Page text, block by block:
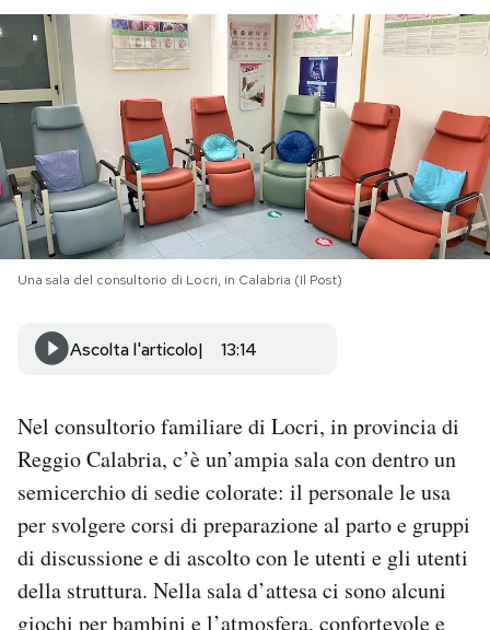
PODCAST
NEWSLETTER
I MIEI PREFERITI
SHOP
Area Personale
Newsletter
Notifiche mobile
Regala il Post
Hai bisogno di aiuto?
Esci
Una sala del consultorio di Locri, in Calabria (Il Post)
Ascolta l'articolo 13:14
Nel consultorio familiare di Locri, in provincia di
Reggio Calabria, c’è un’ampia sala con dentro un
semicerchio di sedie colorate: il personale le usa
per svolgere corsi di preparazione al parto e gruppi
di discussione e di ascolto con le utenti e gli utenti
della struttura. Nella sala d’attesa ci sono alcuni
giochi per bambini e l’atmosfera, confortevole e